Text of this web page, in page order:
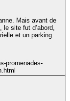
Mais avant de
le site fut d’abord,
et un parking.
promenades-